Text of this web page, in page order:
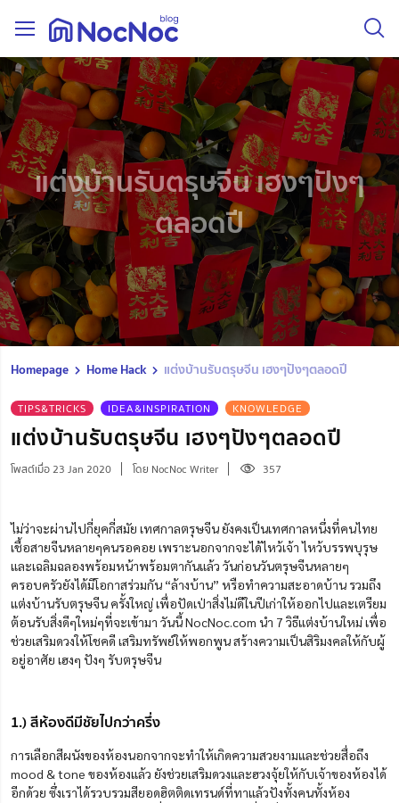
แต่งบ้านรับตรุษจีน เฮงๆปังๆ
ตลอดปี
Homepage Home Hack แต่งบ้านรับตรุษจีน เฮงๆปังๆตลอดปี
TIPS&TRICKS IDEA&INSPIRATION KNOWLEDGE
แต่งบ้านรับตรุษจีน เฮงๆปังๆตลอดปี
โพสต์เมื่อ 23 Jan 2020 โดย NocNoc Writer 357
ไม่ว่าจะผ่านไปกี่ยุคกี่สมัย เทศกาลตรุษจีน ยังคงเป็นเทศกาลหนึ่งที่คนไทย
เชื้อสายจีนหลายๆคนรอคอย เพราะนอกจากจะได้ไหว้เจ้า ไหว้บรรพบุรุษ
และเฉลิมฉลองพร้อมหน้าพร้อมตากันแล้ว วันก่อนวันตรุษจีนหลายๆ
ครอบครัวยังได้มีโอกาสร่วมกัน “ล้างบ้าน” หรือทำความสะอาดบ้าน รวมถึง
แต่งบ้านรับตรุษจีน ครั้งใหญ่ เพื่อปัดเป่าสิ่งไม่ดีในปีเก่าให้ออกไปและเตรียม
ต้อนรับสิ่งดีๆใหม่ๆที่จะเข้ามา วันนี้ NocNoc.com นำ 7 วิธีแต่งบ้านใหม่ เพื่อ
ช่วยเสริมดวงให้โชคดี เสริมทรัพย์ให้พอกพูน สร้างความเป็นสิริมงคลให้กับผู้
อยู่อาศัย เฮงๆ ปังๆ รับตรุษจีน
1.) สีห้องดีมีชัยไปกว่าครึ่ง
การเลือกสีผนังของห้องนอกจากจะทำให้เกิดความสวยงามและช่วยสื่อถึง
mood & tone ของห้องแล้ว ยังช่วยเสริมดวงและฮวงจุ้ยให้กับเจ้าของห้องได้
อีกด้วย ซึ่งเราได้รวบรวมสียอดฮิตติดเทรนด์ที่ทาแล้วปังทั้งคนทั้งห้อง